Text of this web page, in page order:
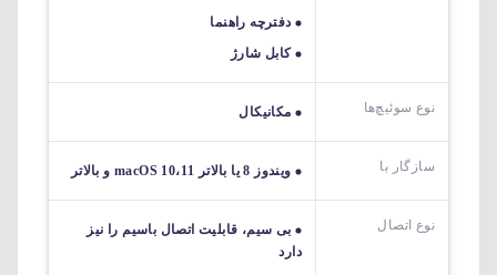
دفترچه راهنما
کابل شارژ
نوع سوئیچ‌ها مکانیکال
سازگار با ویندوز 8 یا بالاتر macOS 10،11 و بالاتر
نوع اتصال
بی سیم، قابلیت اتصال باسیم را نیز
دارد